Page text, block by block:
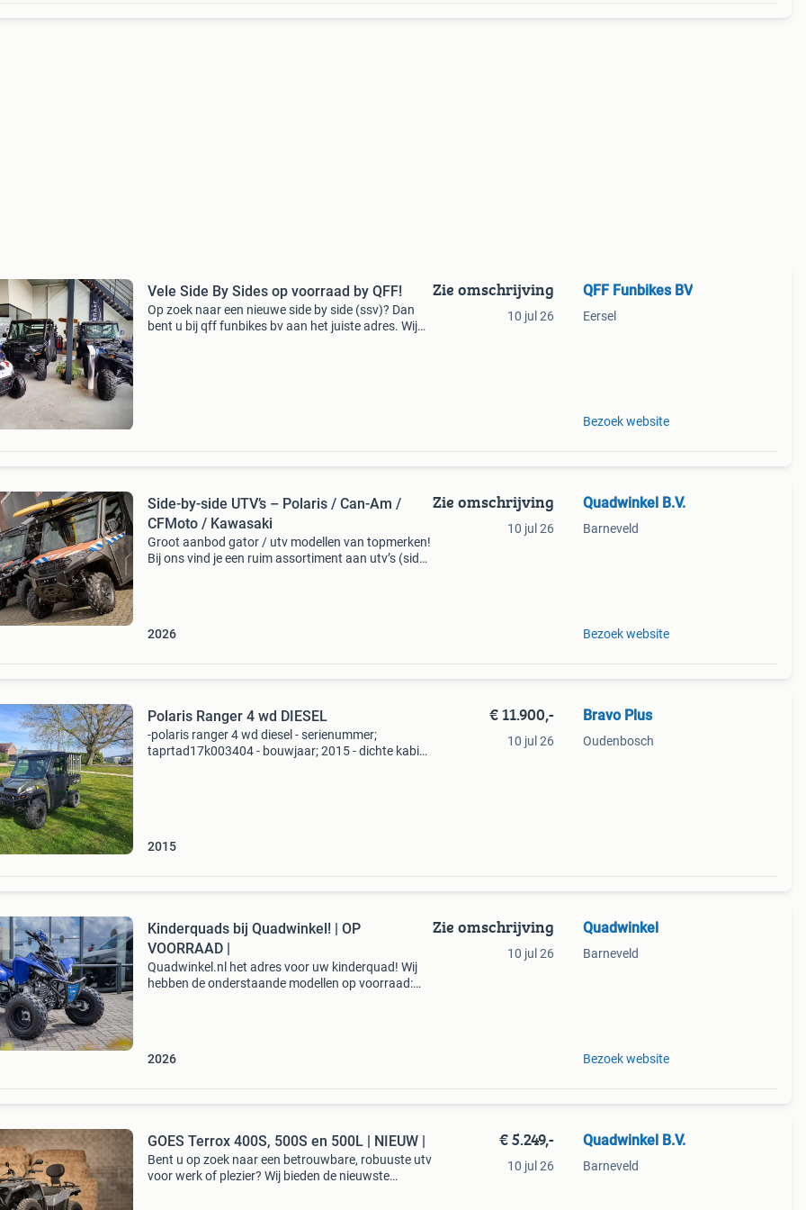
Vele Side By Sides op voorraad by QFF!
Op zoek naar een nieuwe side by side (ssv)? Dan
bent u bij qff funbikes bv aan het juiste adres. Wij
Zie omschrijving
10 jul 26
QFF Funbikes BV
Eersel
Bezoek website
Side-by-side UTV’s – Polaris / Can-Am /
CFMoto / Kawasaki
Groot aanbod gator / utv modellen van topmerken!
Bij ons vind je een ruim assortiment aan utv’s (side-
2026
Zie omschrijving
10 jul 26
Quadwinkel B.V.
Barneveld
Bezoek website
Polaris Ranger 4 wd DIESEL
-polaris ranger 4 wd diesel - serienummer;
taprtad17k003404 - bouwjaar; 2015 - dichte kabine
2015
€ 11.900,-
10 jul 26
Bravo Plus
Oudenbosch
Kinderquads bij Quadwinkel! | OP
VOORRAAD |
Quadwinkel.nl het adres voor uw kinderquad! Wij
hebben de onderstaande modellen op voorraad:
2026
Zie omschrijving
10 jul 26
Quadwinkel
Barneveld
Bezoek website
GOES Terrox 400S, 500S en 500L | NIEUW |
Bent u op zoek naar een betrouwbare, robuuste utv
voor werk of plezier? Wij bieden de nieuwste
€ 5.249,-
10 jul 26
Quadwinkel B.V.
Barneveld